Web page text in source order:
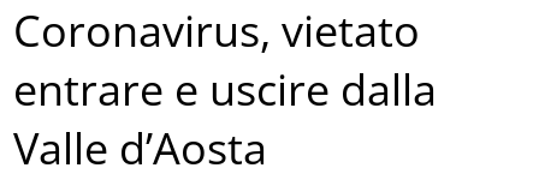
Coronavirus, vietato
entrare e uscire dalla
Valle d’Aosta